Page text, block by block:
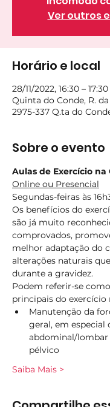
Ver outros
Horário e local
28/11/2022, 16:30 –
Quinta do Conde, R.
2975-337 Q.ta do
Sobre o evento
Aulas de Exercício na
Online ou Presencial
Segundas-feiras às
Os benefícios do
são já muito
comprovados,
melhor adaptação do
alterações naturais
durante a gravidez.
Podem referir-se
principais do exercício
Manutenção da
geral, em especial
abdominal/
pélvico
Saiba Mais >